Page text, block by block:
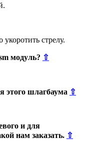
стрелу.
модуль? ⇧
этого шлагбаума ⇧
и для
нам заказать. ⇧